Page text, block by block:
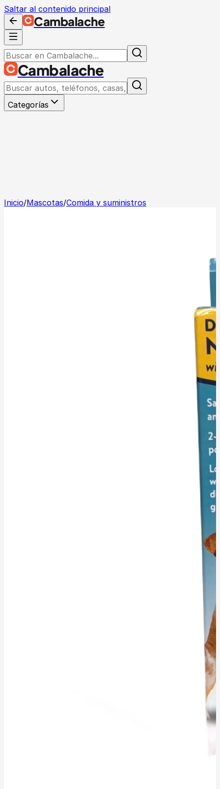
Saltar al contenido principal
Cambalache
Cambalache
Categorías
Inicio/Mascotas/Comida y suministros